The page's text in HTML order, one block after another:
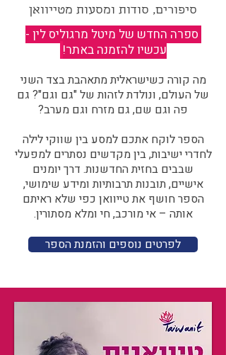
סיפורים, סודות ומסעות מטייוואן
ספרה החדש של מיטל מרגוליס לין -
עכשיו להזמנה באתר!
מה קורה כשישראלית מתאהבת בצד השני
של העולם, ונולדת לזהות של "גם וגם"? גם
פה וגם שם, גם מזרח וגם מערב?​​
הספר לוקח אתכם למסע בין שווקי לילה
לחדרי ישיבות, בין מקדשים נסתרים למפעלי
שבבים בחזית החדשנות. דרך יומנים
אישיים, תובנות תרבותיות ומידע שימושי,
הספר חושף את טייוואן כפי שלא ראיתם
אותה – אי מורכב, חי ומלא מסתורין.
לפרטים נוספים והזמנת הספר